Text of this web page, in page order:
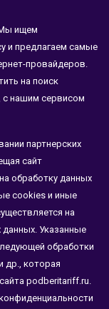
ищем
и предлагаем самые
провайдеров.
на поиск
нашим сервисом
партнерских
сайт
обработку данных
cookies и иные
на
Указанные
обработки
др., которая
podberitariff.ru.